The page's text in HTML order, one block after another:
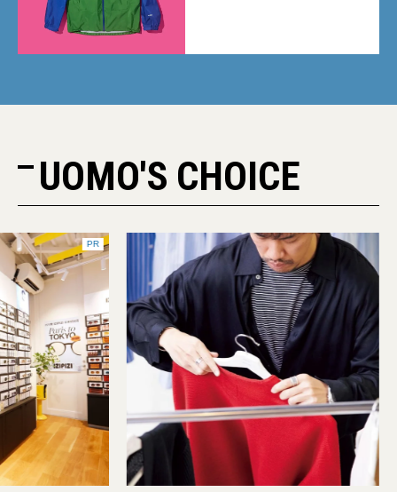
UOMO'S CHOICE
PR